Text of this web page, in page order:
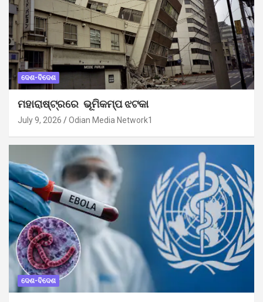
ଦେଶ-ବିଦେଶ
ମହାରାଷ୍ଟ୍ରରେ ଭୂମିକମ୍ପ ଝଟକା
July 9, 2026 Odian Media Network1
ଦେଶ-ବିଦେଶ